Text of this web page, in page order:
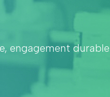
engagement